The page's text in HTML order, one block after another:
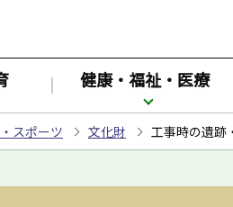
健康・福祉・医療
スポーツ 文化財 工事時の遺跡